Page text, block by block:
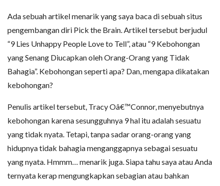
Ada sebuah artikel menarik yang saya baca di sebuah situs
pengembangan diri Pick the Brain. Artikel tersebut berjudul
“9 Lies Unhappy People Love to Tell”, atau “9 Kebohongan
yang Senang Diucapkan oleh Orang-Orang yang Tidak
Bahagia”. Kebohongan seperti apa? Dan, mengapa dikatakan
kebohongan?
Penulis artikel tersebut, Tracy Oâ€™Connor, menyebutnya
kebohongan karena sesungguhnya 9 hal itu adalah sesuatu
yang tidak nyata. Tetapi, tanpa sadar orang-orang yang
hidupnya tidak bahagia menganggapnya sebagai sesuatu
yang nyata. Hmmm… menarik juga. Siapa tahu saya atau Anda
ternyata kerap mengungkapkan sebagian atau bahkan